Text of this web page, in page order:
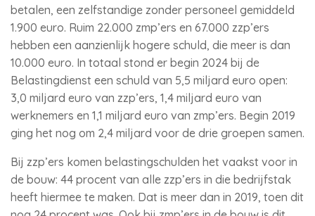
betalen, een zelfstandige zonder personeel gemiddeld
1.900 euro. Ruim 22.000 zmp’ers en 67.000 zzp’ers
hebben een aanzienlijk hogere schuld, die meer is dan
10.000 euro. In totaal stond er begin 2024 bij de
Belastingdienst een schuld van 5,5 miljard euro open:
3,0 miljard euro van zzp’ers, 1,4 miljard euro van
werknemers en 1,1 miljard euro van zmp’ers. Begin 2019
ging het nog om 2,4 miljard voor de drie groepen samen.
Bij zzp’ers komen belastingschulden het vaakst voor in
de bouw: 44 procent van alle zzp’ers in die bedrijfstak
heeft hiermee te maken. Dat is meer dan in 2019, toen dit